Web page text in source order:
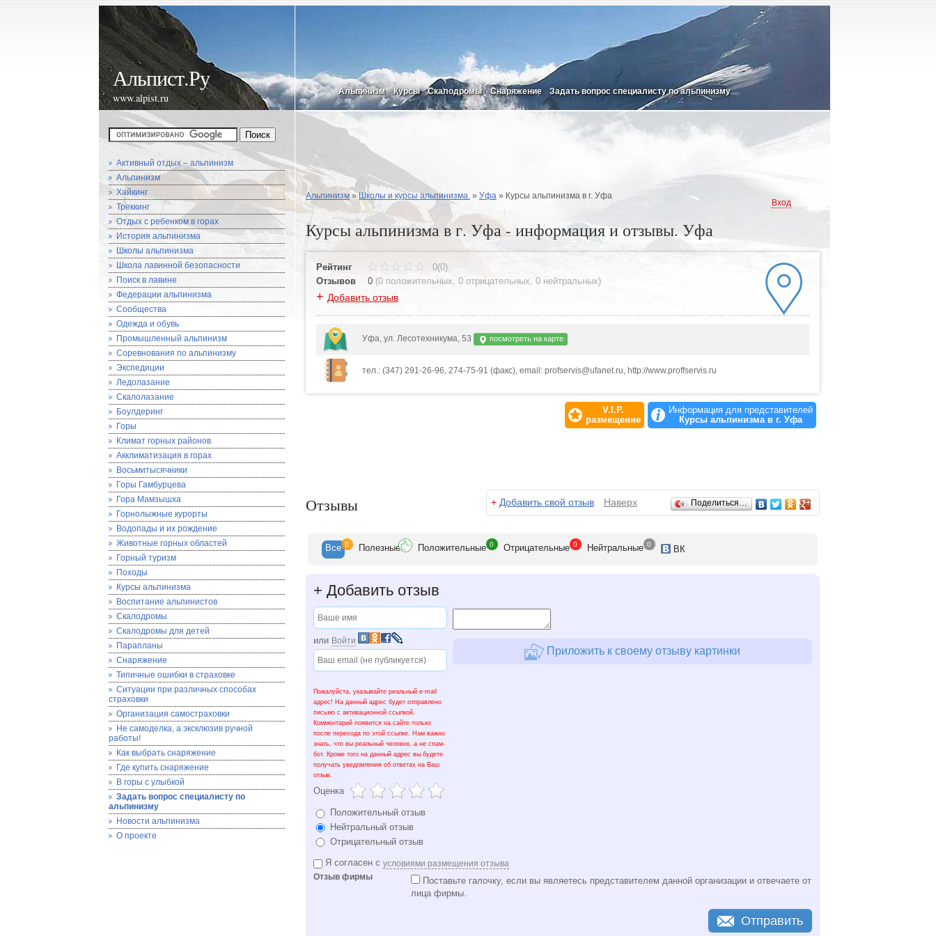
Альпист.Ру
www.alpist.ru Альпинизм Курсы Скалодромы Снаряжение Задать вопрос специалисту по альпинизму
Активный отдых – альпинизм
Альпинизм
Хайкинг
Треккинг
Отдых с ребенком в горах
История альпинизма
Школы альпинизма
Школа лавинной безопасности
Поиск в лавине
Федерации альпинизма
Сообщества
Одежда и обувь
Промышленный альпинизм
Соревнования по альпинизму
Экспедиции
Ледолазание
Скалолазание
Боулдеринг
Горы
Климат горных районов
Акклиматизация в горах
Восьмитысячники
Горы Гамбурцева
Гора Мамзышха
Горнолыжные курорты
Водопады и их рождение
Животные горных областей
Горный туризм
Походы
Курсы альпинизма
Воспитание альпинистов
Скалодромы
Скалодромы для детей
Парапланы
Снаряжение
Типичные ошибки в страховке
Ситуации при различных способах
страховки
Организация самостраховки
Не самоделка, а эксклюзив ручной
работы!
Как выбрать снаряжение
Где купить снаряжение
В горы с улыбкой
Задать вопрос специалисту по
альпинизму
Новости альпинизма
О проекте
Альпинизм »Школы и курсы альпинизма. » Уфа » Курсы альпинизма в г. Уфа
Вход
Курсы альпинизма в г. Уфа - информация и отзывы. Уфа
Рейтинг
0(0)
Отзывов
0 (0 положительных, 0 отрицательных, 0 нейтральных)
+ Добавить отзыв
Уфа, ул. Лесотехникума, 53 посмотреть на карте
тел.: (347) 291-26-96, 274-75-91 (факс), email: profservis@ufanet.ru, http://www.proffservis.ru
V.I.P.
размещение
Информация для представителей
Курсы альпинизма в г. Уфа
Отзывы + Добавить свой отзыв Наверх Поделиться…
Все 0 Полезные Положительные 0 Отрицательные 0 Нейтральные 0 ВК
+ Добавить отзыв
или Войти
Пожалуйста, указывайте реальный e-mail
адрес! На данный адрес будет отправлено
письмо с активационной ссылкой.
Комментарий появится на сайте только
после перехода по этой ссылке. Нам важно
знать, что вы реальный человек, а не спам-
бот. Кроме того на данный адрес вы будете
получать уведомления об ответах на Ваш
отзыв.
Оценка
Положительный отзыв
Нейтральный отзыв
Отрицательный отзыв
Приложить к своему отзыву картинки
Я согласен с условиями размещения отзыва
Отзыв фирмы
Поставьте галочку, если вы являетесь представителем данной организации и отвечаете от
лица фирмы.
Отправить